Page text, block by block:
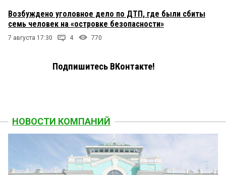
Возбуждено уголовное дело по ДТП, где были сбиты
семь человек на «островке безопасности»
7 августа 17:30 4 770
Подпишитесь ВКонтакте!
НОВОСТИ КОМПАНИЙ